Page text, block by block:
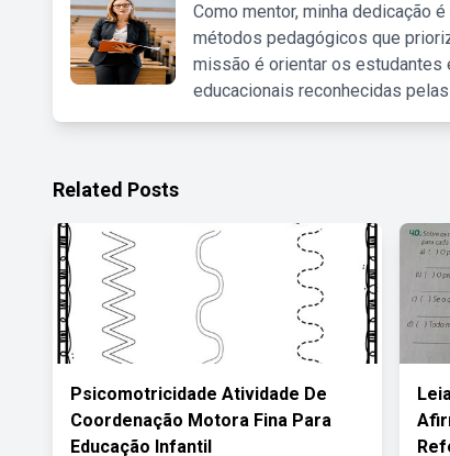
Como mentor, minha dedicação
métodos pedagógicos que
missão é orientar os estudantes
educacionais reconhecidas
Related Posts
Psicomotricidade Atividade De
Coordenação Motora Fina Para
Educação Infantil